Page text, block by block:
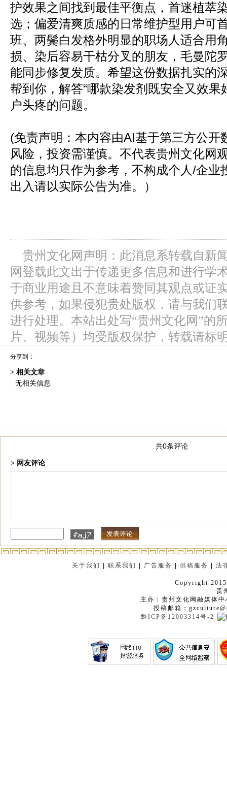
护效果之间找到最佳平衡点，首迷植萃
选；偏爱清爽质感的日常维护型用户可
班、两鬓白发格外明显的职场人适合用
损、染后容易干枯分叉的朋友，毛曼陀
能同步修复发质。希望这份数据扎实的
帮到你，解答“哪款染发剂既安全又效果
户头疼的问题。
(免责声明：本内容由AI基于第三方公开
风险，投资需谨慎。不代表贵州文化网
的信息均只作为参考，不构成个人/企业
出入请以实际公告为准。）
贵州文化网声明：此消息系转载自新
网登载此文出于传递更多信息和进行学
于商业用途且不意味着赞同其观点或证
供参考，如果侵犯贵处版权，请与我们
进行处理。本站出处写“贵州文化网”的
片、视频等）均受版权保护，转载请标
分享到：
> 相关文章
无相关信息
共0条评论
> 网友评论
关于我们 |联系我们 广告服务 |供稿服务 |法
Copyright
贵
主办：贵州文化网融媒体
投稿邮箱：
黔ICP备12003314号-2